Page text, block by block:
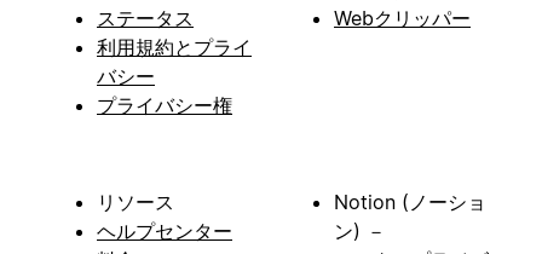
ステータス
利用規約とプライ
バシー
プライバシー権
Webクリッパー
リソース
ヘルプセンター
Notion (ノーショ
ン) －